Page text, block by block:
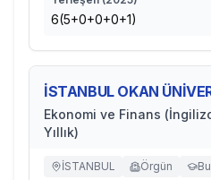
6(5+0+0+0+1)
İSTANBUL OKAN
Ekonomi ve Finans
Yıllık)
İSTANBUL Örgün